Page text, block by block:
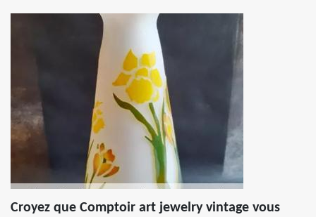
Croyez que Comptoir art jewelry vintage vous